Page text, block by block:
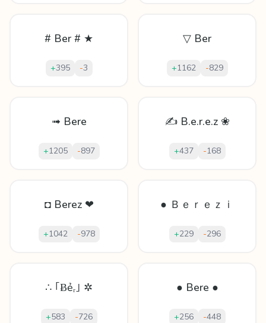
# Ber # ★
+395 -3
▽ Ber
+1162 -829
➟ Bere
+1205 -897
✍ B.e.r.e.z ❀
+437 -168
◘ Berez ❤
+1042 -978
● Ｂｅｒｅｚｉ
+229 -296
∴ ｢Ƀẻᵣ｣ ✲
+583 -726
● Bere ●
+256 -448